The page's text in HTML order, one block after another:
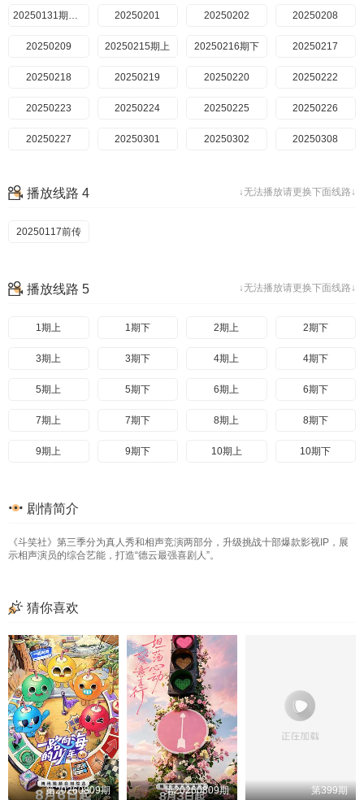
20250311经典相声上 20250312经典相声下 20250313经典相声 20250314经典相声
20250315上 20250316下 20250317加更 20250318营业中
20250319全记录 20250322上 20250323下 20250324收官特辑
20250324加更 20250325营业中 20250326全记录 20250327相爱相杀特辑
20250328高燃特辑 20250329相声大会 20250331机智过人特辑
20250131期专访 20250201 20250202 20250208
20250209 20250215期上 20250216期下 20250217
20250218 20250219 20250220 20250222
20250223 20250224 20250225 20250226
20250227 20250301 20250302 20250308
20250316
20250325
↓无法播放请更换下面线路↓
播放线路 4
20250117前传
↓无法播放请更换下面线路↓
播放线路 5
1期上 1期下 2期上 2期下
3期上 3期下 4期上 4期下
5期上 5期下 6期上 6期下
7期上 7期下 8期上 8期下
9期上 9期下 10期上 10期下
剧情简介
《斗笑社》第三季分为真人秀和相声竞演两部分，升级挑战十部爆款影视IP，展
示相声演员的综合艺能，打造“德云最强喜剧人”。
猜你喜欢
第20260809期 第20260809期 第399期